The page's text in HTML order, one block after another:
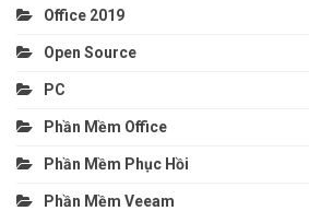
Office 2019
Open Source
PC
Phần Mềm Office
Phần Mềm Phục Hồi
Phần Mềm Veeam